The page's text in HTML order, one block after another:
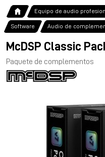
Equipo de audio
Software Audio de
McDSP Classic
Paquete de complementos